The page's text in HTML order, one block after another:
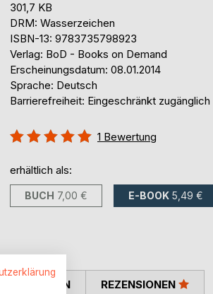
301,7 KB
DRM: Wasserzeichen
ISBN-13: 9783735798923
Verlag: BoD - Books on Demand
Erscheinungsdatum: 08.01.2014
Sprache: Deutsch
Barrierefreiheit: Eingeschränkt zugänglich
Bewertung::
1 Bewertung
erhältlich als:
BUCH 7,00 € E-BOOK 5,49 €
REZENSIONEN